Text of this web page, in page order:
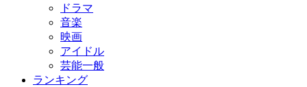
ドラマ
音楽
映画
アイドル
芸能一般
ランキング